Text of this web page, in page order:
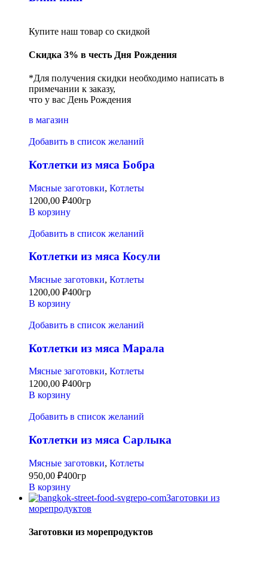
Купите наш товар со скидкой
Скидка 3% в честь Дня Рождения
*Для получения скидки необходимо написать в
примечании к заказу,
что у вас День Рождения
в магазин
Добавить в список желаний
Котлетки из мяса Бобра
Мясные заготовки, Котлеты
1200,00 ₽400гр
В корзину
Добавить в список желаний
Котлетки из мяса Косули
Мясные заготовки, Котлеты
1200,00 ₽400гр
В корзину
Добавить в список желаний
Котлетки из мяса Марала
Мясные заготовки, Котлеты
1200,00 ₽400гр
В корзину
Добавить в список желаний
Котлетки из мяса Сарлыка
Мясные заготовки, Котлеты
950,00 ₽400гр
В корзину
Заготовки из
морепродуктов
Заготовки из морепродуктов